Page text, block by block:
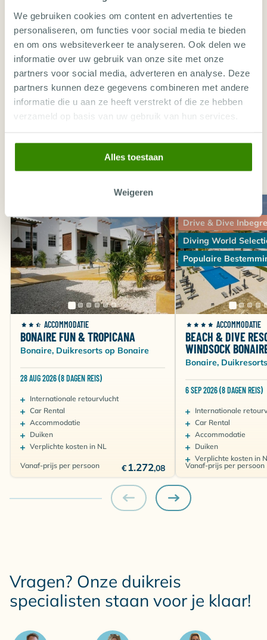
We gebruiken cookies om content en advertenties te
personaliseren, om functies voor social media te bieden
en om ons websiteverkeer te analyseren. Ook delen we
informatie over uw gebruik van onze site met onze
partners voor social media, adverteren en analyse. Deze
partners kunnen deze gegevens combineren met andere
informatie die u aan ze heeft verstrekt of die ze hebben
verzameld op basis van uw gebruik van hun services.
Alles toestaan
Weigeren
BONAIRE: ONTDEK ALLE DUIKVAKANTIES
VILLA'S OP BONAIRE
VERGELIJKBARE ACCOMMODATIES
ACCOMMODATIE
BONAIRE FUN & TROPICANA
Bonaire, Duikresorts op Bonaire
28 AUG 2026 (8 DAGEN REIS)
Internationale retourvlucht
Car Rental
Accommodatie
Duiken
Verplichte kosten in NL
Vanaf-prijs per persoon € 1.272,08
Drive & Dive
Diving World
Populaire
ACCOMMODATIE
BEACH & DIVE
WINDSOCK
Bonaire,
6 SEP 2026 (8 DAGEN REIS)
Internationale
Car Rental
Accommodatie
Duiken
Verplichte kosten in
Vanaf-prijs per persoon
Vragen? Onze duikreis
specialisten staan voor je klaar!